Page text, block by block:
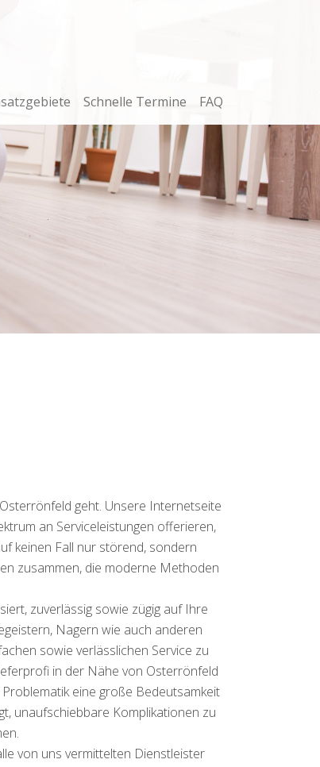
Schnelle Termine FAQ
geht. Unsere Internetseite
an Serviceleistungen offerieren,
keinen Fall nur störend, sondern
zusammen, die moderne Methoden
zuverlässig sowie zügig auf Ihre
Nagern wie auch anderen
sowie verlässlichen Service zu
in der Nähe von Osterrönfeld
eine große Bedeutsamkeit
unaufschiebbare Komplikationen zu
von uns vermittelten Dienstleister